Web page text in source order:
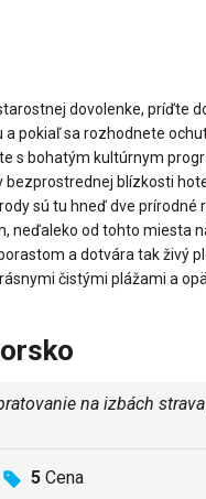
dovolenke, príďte
a pokiaľ sa rozhodnete
s bohatým kultúrnym
bezprostrednej blízkosti
sú tu hneď dve prírodné
neďaleko od tohto miesta
a dotvára tak živý
čistými plážami a
na izbách
5 Cena